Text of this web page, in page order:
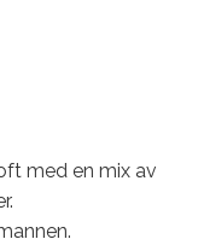
med en mix av